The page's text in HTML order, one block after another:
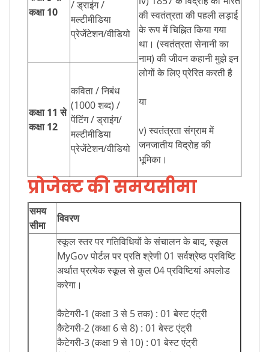
की स्वतंत्रता की पहली लड़ाई
के रूप में चिह्नित किया गया
था। (स्वतंत्रता सेनानी का
नाम) की जीवन कहानी मुझे इन
लोगों के लिए प्रेरित करती है
या
v) स्वतंत्रता संग्राम में
जनजातीय विद्रोह की
भूमिका।
कक्षा 10
/ ड्राइंग /
मल्टीमीडिया
प्रेजेंटेशन/वीडियो
कक्षा 11 से
कक्षा 12
कविता / निबंध
(1000 शब्द) /
पेंटिंग / ड्राइंग/
मल्टीमीडिया
प्रेजेंटेशन/वीडियो
प्रोजेक्ट की समयसीमा
समय
सीमा
विवरण
स्कूल स्तर पर गतिविधियों के संचालन के बाद, स्कूल
MyGov पोर्टल पर प्रति श्रेणी 01 सर्वश्रेष्ठ प्रविष्टि
अर्थात प्रत्येक स्कूल से कुल 04 प्रविष्टियां अपलोड
करेगा।
कैटेगरी-1 (कक्षा 3 से 5 तक) : 01 बेस्ट एंट्री
कैटेगरी-2 (कक्षा 6 से 8) : 01 बेस्ट एंट्री
कैटेगरी-3 (कक्षा 9 से 10) : 01 बेस्ट एंट्री